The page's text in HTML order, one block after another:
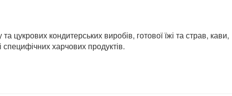
цукрових кондитерських виробів, готової їжі та страв, кави,
харчових продуктів.